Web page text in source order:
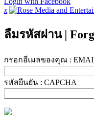
x
ลืมรหัสผ่าน |
กรอกอีเมลของคุณ :
รหัสยืนยัน : CAPCHA